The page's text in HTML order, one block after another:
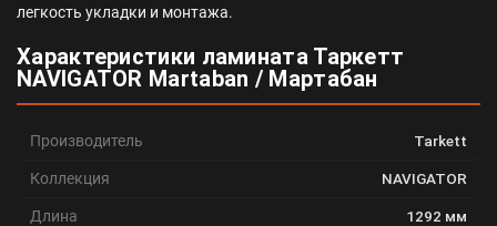
легкость укладки и монтажа.
Характеристики ламината Таркетт
NAVIGATOR Martaban / Мартабан
Производитель Tarkett
Коллекция NAVIGATOR
Длина 1292 мм